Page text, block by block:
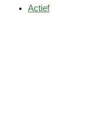
Actief